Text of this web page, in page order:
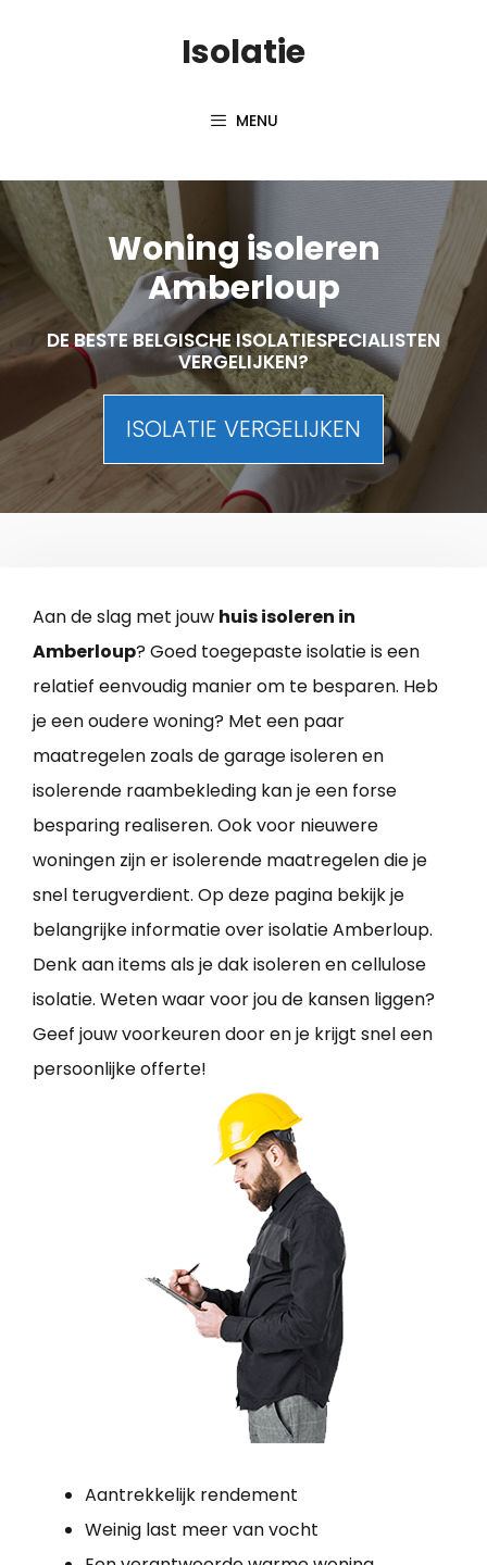
Isolatie
MENU
Woning isoleren
Amberloup
DE BESTE BELGISCHE ISOLATIESPECIALISTEN
VERGELIJKEN?
ISOLATIE VERGELIJKEN
Aan de slag met jouw huis isoleren in
Amberloup? Goed toegepaste isolatie is een
relatief eenvoudig manier om te besparen. Heb
je een oudere woning? Met een paar
maatregelen zoals de garage isoleren en
isolerende raambekleding kan je een forse
besparing realiseren. Ook voor nieuwere
woningen zijn er isolerende maatregelen die je
snel terugverdient. Op deze pagina bekijk je
belangrijke informatie over isolatie Amberloup.
Denk aan items als je dak isoleren en cellulose
isolatie. Weten waar voor jou de kansen liggen?
Geef jouw voorkeuren door en je krijgt snel een
persoonlijke offerte!
Aantrekkelijk rendement
Weinig last meer van vocht